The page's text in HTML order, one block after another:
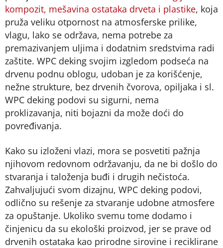
kompozit, mešavina ostataka drveta i plastike, koja
pruža veliku otpornost na atmosferske prilike,
vlagu, lako se održava, nema potrebe za
premazivanjem uljima i dodatnim sredstvima radi
zaštite. WPC deking svojim izgledom podseća na
drvenu podnu oblogu, udoban je za korišćenje,
nežne strukture, bez drvenih čvorova, opiljaka i sl.
WPC deking podovi su sigurni, nema
proklizavanja, niti bojazni da može doći do
povređivanja.
Kako su izloženi vlazi, mora se posvetiti pažnja
njihovom redovnom održavanju, da ne bi došlo do
stvaranja i taloženja buđi i drugih nečistoća.
Zahvaljujući svom dizajnu, WPC deking podovi,
odlično su rešenje za stvaranje udobne atmosfere
za opuštanje. Ukoliko svemu tome dodamo i
činjenicu da su ekološki proizvod, jer se prave od
drvenih ostataka kao prirodne sirovine i reciklirane